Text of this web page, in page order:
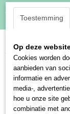
Inloggen Registreren
Home>Paard>
Toestemming
Op deze
Cookies worden
aanbieden van
informatie en
media-,
hoe u onze site
combinatie met